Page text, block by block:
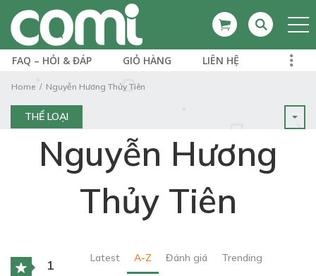
FAQ – HỎI & ĐÁP GIỎ HÀNG LIÊN HỆ
Home Nguyễn Hương Thủy Tiên
THỂ LOẠI
Nguyễn Hương
Thủy Tiên
1
Latest A-Z Đánh giá Trending